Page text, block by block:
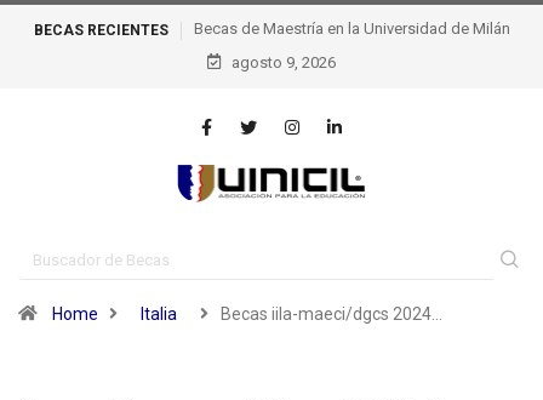
BECAS
Becas de excelencia de la escuela Politécnica Federal
de Lausana – epfl, Suiza
agosto 9, 2026
Home Italia Becas iila-maeci/dgcs 2024…